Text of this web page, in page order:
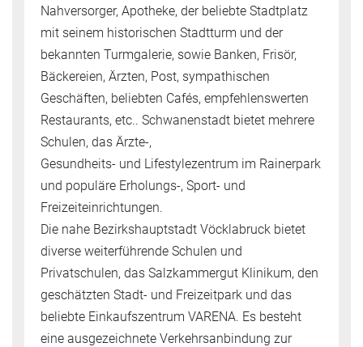
Nahversorger, Apotheke, der beliebte Stadtplatz
mit seinem historischen Stadtturm und der
bekannten Turmgalerie, sowie Banken, Frisör,
Bäckereien, Ärzten, Post, sympathischen
Geschäften, beliebten Cafés, empfehlenswerten
Restaurants, etc.. Schwanenstadt bietet mehrere
Schulen, das Ärzte-,
Gesundheits- und Lifestylezentrum im Rainerpark
und populäre Erholungs-, Sport- und
Freizeiteinrichtungen.
Die nahe Bezirkshauptstadt Vöcklabruck bietet
diverse weiterführende Schulen und
Privatschulen, das Salzkammergut Klinikum, den
geschätzten Stadt- und Freizeitpark und das
beliebte Einkaufszentrum VARENA. Es besteht
eine ausgezeichnete Verkehrsanbindung zur